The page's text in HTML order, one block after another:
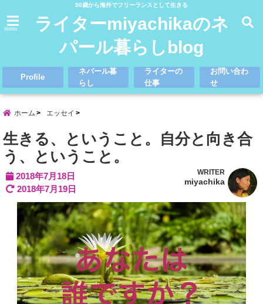
50歳から海外でフリーランスとして生きる
menu
ライターmiyachikaのネ
パール暮らしblog
Profile
ネパール暮
らし
ライターの
仕事
お問い合わ
せ
ホーム エッセイ
生きる、ということ。自分と向き合
う、ということ。
2018年7月18日
2018年7月19日
WRITER
miyachika